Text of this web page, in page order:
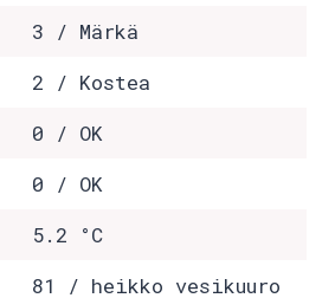
3 / Märkä
2 / Kostea
0 / OK
0 / OK
5.2 °C
81 / heikko vesikuuro